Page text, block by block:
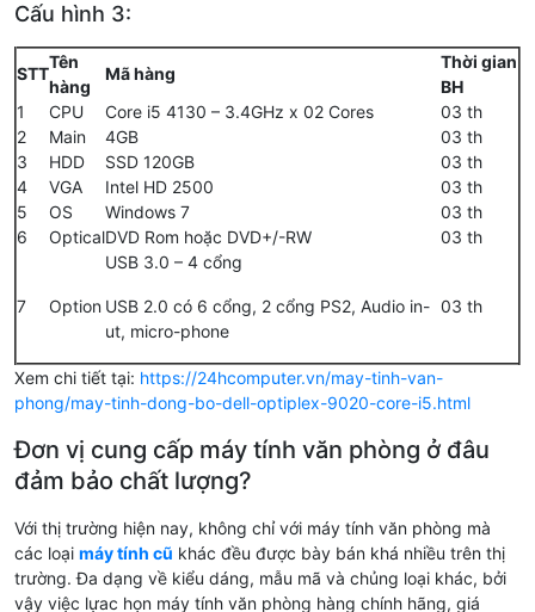
Cấu hình 3:
STT
Tên
hàng
Mã hàng
Thời gian
BH
1
CPU Core i5 4130 – 3.4GHz x 02 Cores
03 th
2
Main 4GB
03 th
3
HDD SSD 120GB
03 th
4
VGA Intel HD 2500
03 th
5
OS Windows 7
03 th
6
OpticalDVD Rom hoặc DVD+/-RW 03 th
7 Option
USB 3.0 – 4 cổng
USB 2.0 có 6 cổng, 2 cổng PS2, Audio in-
ut, micro-phone
03 th
Xem chi tiết tại: https://24hcomputer.vn/may-tinh-van-
phong/may-tinh-dong-bo-dell-optiplex-9020-core-i5.html
Đơn vị cung cấp máy tính văn phòng ở đâu
đảm bảo chất lượng?
Với thị trường hiện nay, không chỉ với máy tính văn phòng mà
các loại máy tính cũ khác đều được bày bán khá nhiều trên thị
trường. Đa dạng về kiểu dáng, mẫu mã và chủng loại khác, bởi
vậy việc lựac họn máy tính văn phòng hàng chính hãng, giá